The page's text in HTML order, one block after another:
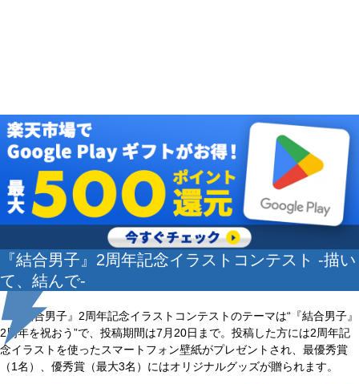
『結合男子』2周年記念イラストコンテスト -描い
て、結んで-
『結合男子』2周年記念イラストコンテストのテーマは“『結合男子』
2周年を祝おう”で、投稿期間は7月20日まで。投稿した方には2周年記
念イラストを使ったスマートフォン壁紙がプレゼントされ、最優秀賞
（1名）、優秀賞（最大3名）にはオリジナルグッズが贈られます。